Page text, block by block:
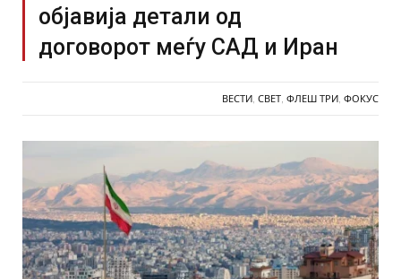
објавија детали од
договорот меѓу САД и Иран
ВЕСТИ СВЕТ ФЛЕШ ТРИ ФОКУС